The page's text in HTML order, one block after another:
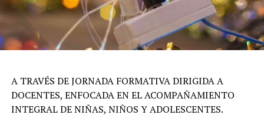
A TRAVÉS DE JORNADA FORMATIVA DIRIGIDA A
DOCENTES, ENFOCADA EN EL ACOMPAÑAMIENTO
INTEGRAL DE NIÑAS, NIÑOS Y ADOLESCENTES.